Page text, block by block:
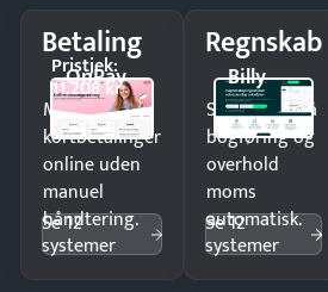
Betaling
OnPay
Pristjek:
11.208 kr
Modtag
kortbetalinger
online uden
manuel
håndtering.
Se 12
systemer
Regnskab
Billy
Spar timer på
bogføring og
overhold
moms
automatisk.
Se 12
systemer